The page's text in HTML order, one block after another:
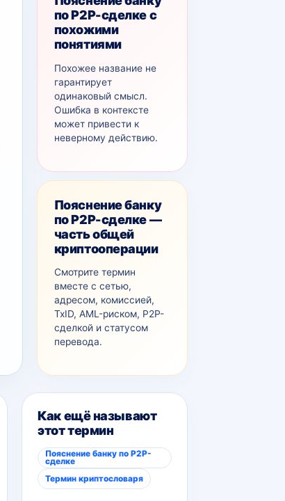
по P2P-сделке с
похожими
понятиями
Похожее название не
гарантирует
одинаковый смысл.
Ошибка в контексте
может привести к
неверному действию.
Пояснение банку
по P2P-сделке —
часть общей
криптооперации
Смотрите термин
вместе с сетью,
адресом, комиссией,
TxID, AML-рискoм, P2P-
сделкой и статусом
перевода.
Как ещё называют
этот термин
Пояснение банку по P2P-
сделке
Термин криптословаря